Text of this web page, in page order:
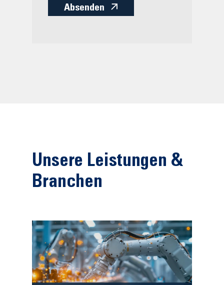
Absenden
Unsere Leistungen &
Branchen